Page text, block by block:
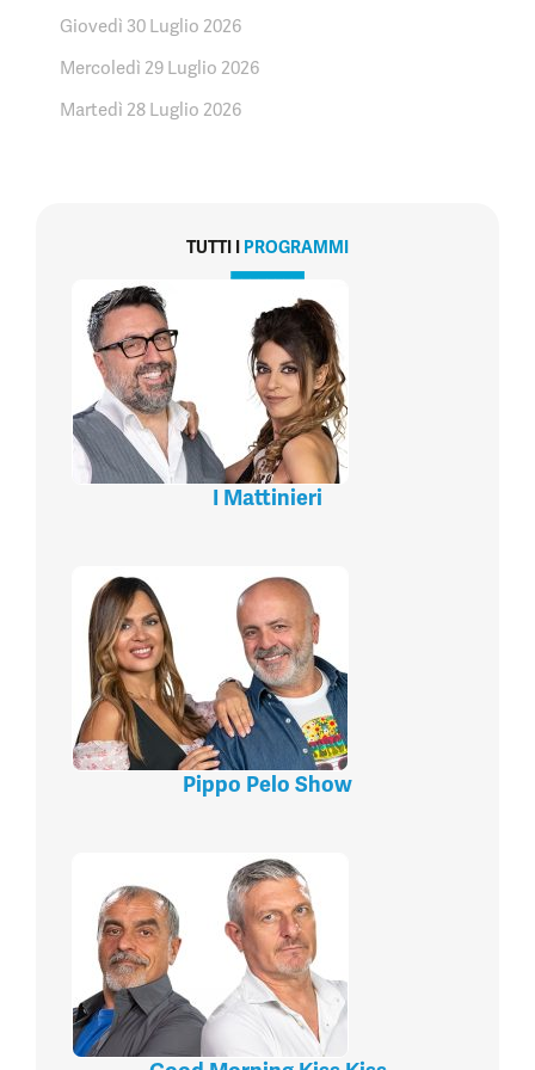
Giovedì 30 Luglio 2026
Mercoledì 29 Luglio 2026
Martedì 28 Luglio 2026
TUTTI I PROGRAMMI
I Mattinieri
Pippo Pelo Show